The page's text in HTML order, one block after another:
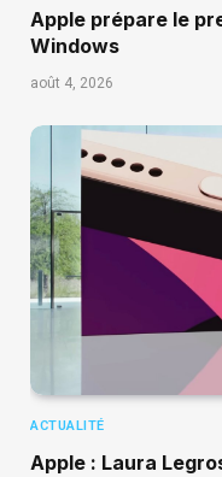
Apple prépare le
Windows
août 4, 2026
ACTUALITÉ
Apple : Laura